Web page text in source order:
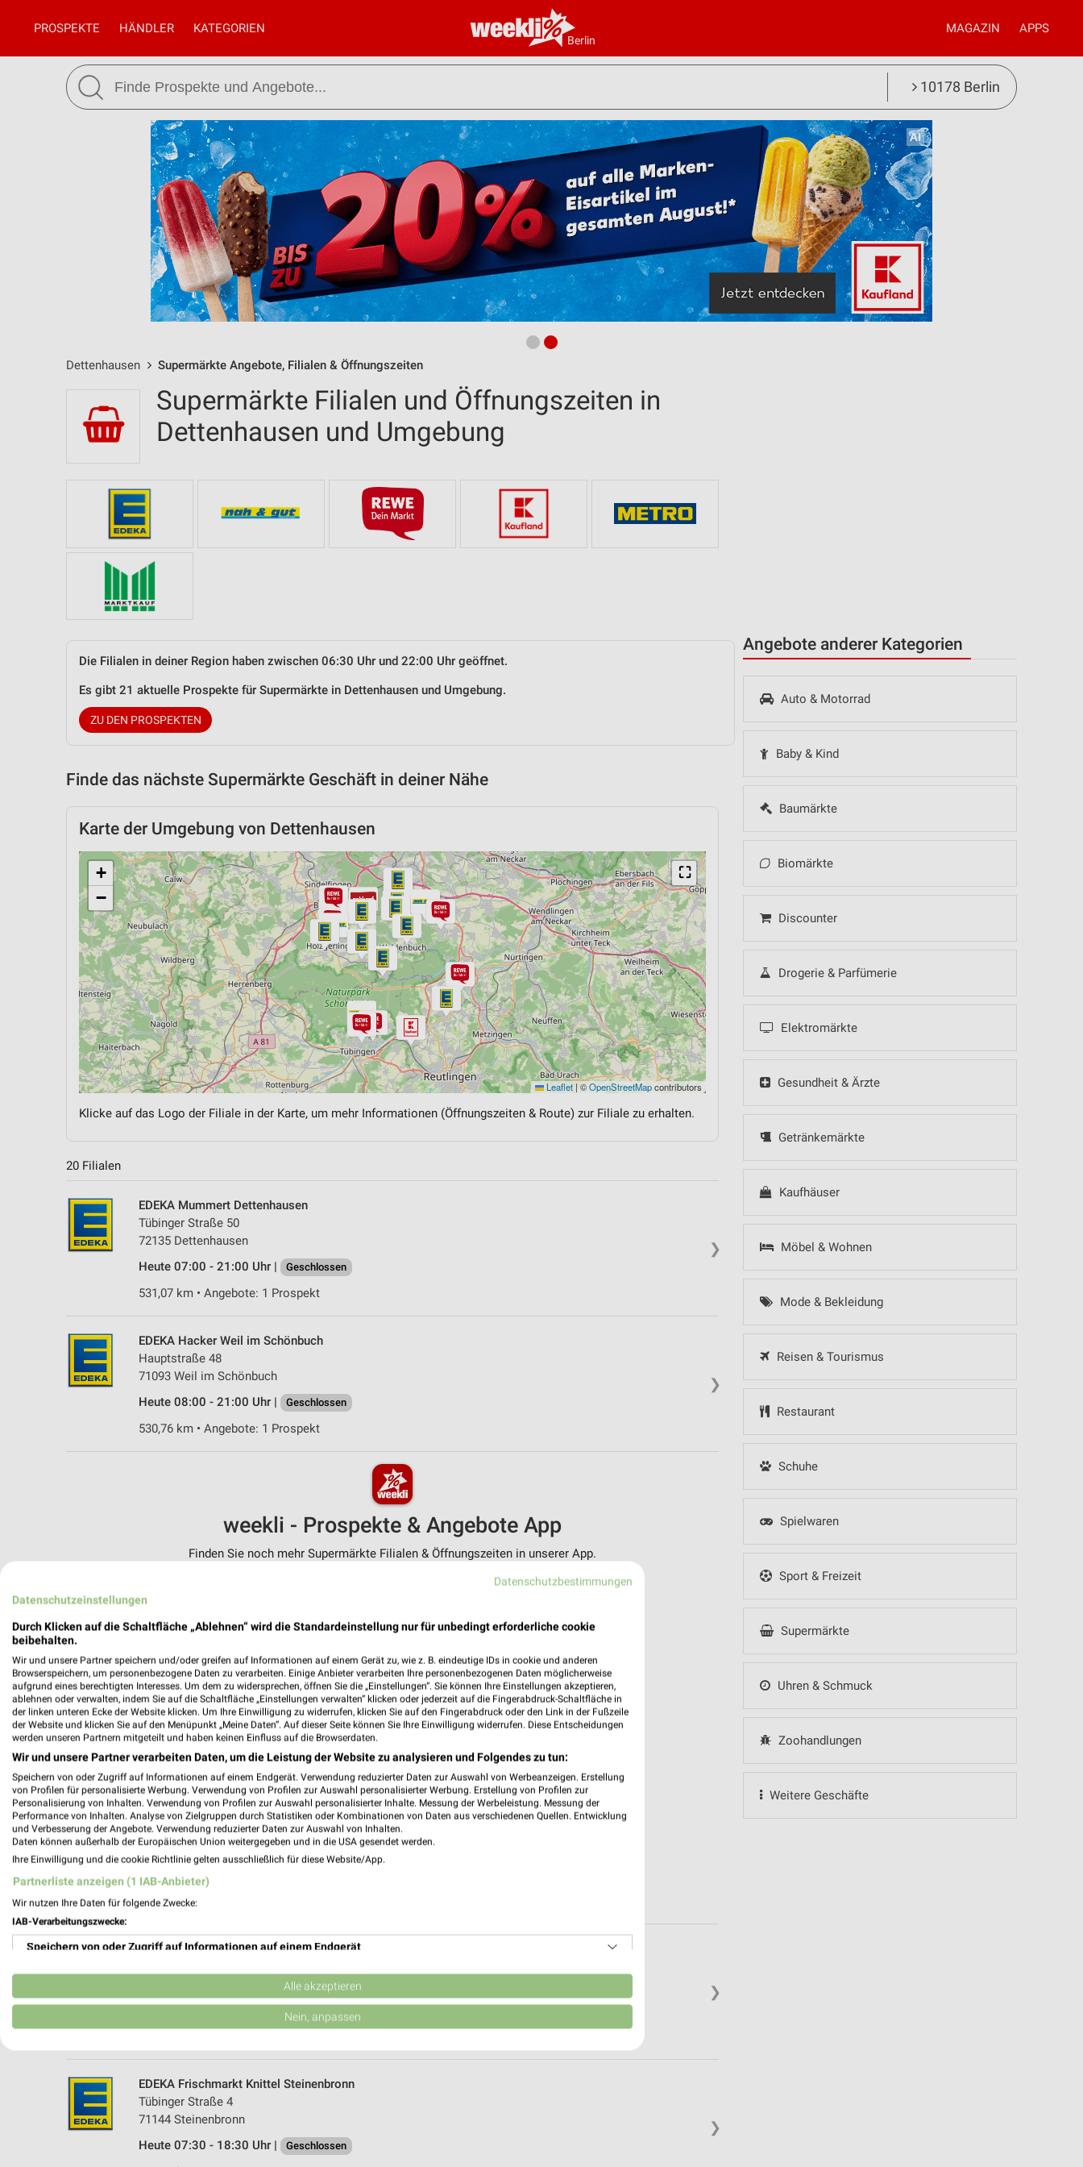
Berlin
PROSPEKTE HÄNDLER KATEGORIEN MAGAZIN APPS
10178 Berlin
Dettenhausen Supermärkte Angebote, Filialen & Öffnungszeiten
Angebote anderer Kategorien
Auto & Motorrad
Baby & Kind
Baumärkte
Biomärkte
Discounter
Drogerie & Parfümerie
Elektromärkte
Gesundheit & Ärzte
Getränkemärkte
Kaufhäuser
Möbel & Wohnen
Mode & Bekleidung
Reisen & Tourismus
Restaurant
Schuhe
Spielwaren
Sport & Freizeit
Supermärkte
Uhren & Schmuck
Zoohandlungen
Weitere Geschäfte
Supermärkte Filialen und Öffnungszeiten in
Dettenhausen und Umgebung
Die Filialen in deiner Region haben zwischen 06:30 Uhr und 22:00 Uhr geöffnet.
Es gibt 21 aktuelle Prospekte für Supermärkte in Dettenhausen und Umgebung.
ZU DEN PROSPEKTEN
Finde das nächste Supermärkte Geschäft in deiner Nähe
Karte der Umgebung von Dettenhausen
⛶
+
−
Leaflet | ©OpenStreetMapcontributors
Klicke auf das Logo der Filiale in der Karte, um mehr Informationen (Öffnungszeiten & Route) zur Filiale zu erhalten.
20 Filialen
❯
EDEKA Mummert Dettenhausen
Tübinger Straße 50
72135 Dettenhausen
Heute 07:00 - 21:00 Uhr |
Geschlossen
531,07 km • Angebote: 1 Prospekt
❯
EDEKA Hacker Weil im Schönbuch
Hauptstraße 48
71093 Weil im Schönbuch
Heute 08:00 - 21:00 Uhr |
Geschlossen
530,76 km • Angebote: 1 Prospekt
weekli - Prospekte & Angebote App
Finden Sie noch mehr Supermärkte Filialen & Öffnungszeiten in unserer App.
✔Push-Benachrichtigungen bei neuen Prospekten
Einkaufsliste - Einkauf stressfrei planen
Nutze weekli auch mobil – App jetzt laden oder QR-Code scannen.
❯
EDEKA Hacker Waldenbuch
Heute 08:00 - 21:00 Uhr | Geschlossen
❯
EDEKA Frischmarkt Knittel Steinenbronn
Tübinger Straße 4
71144 Steinenbronn
Heute 07:30 - 18:30 Uhr |
Geschlossen
Datenschutzbestimmungen
Datenschutzeinstellungen
Durch Klicken auf die Schaltfläche „Ablehnen“ wird die Standardeinstellung nur für unbedingt erforderliche cookie
beibehalten.
Wir und unsere Partner speichern und/oder greifen auf Informationen auf einem Gerät zu, wie z. B. eindeutige IDs in cookie und anderen
Browserspeichern, um personenbezogene Daten zu verarbeiten. Einige Anbieter verarbeiten Ihre personenbezogenen Daten möglicherweise
aufgrund eines berechtigten Interesses. Um dem zu widersprechen, öffnen Sie die „Einstellungen“. Sie können Ihre Einstellungen akzeptieren,
ablehnen oder verwalten, indem Sie auf die Schaltfläche „Einstellungen verwalten“ klicken oder jederzeit auf die Fingerabdruck-Schaltfläche in
der linken unteren Ecke der Website klicken. Um Ihre Einwilligung zu widerrufen, klicken Sie auf den Fingerabdruck oder den Link in der Fußzeile
der Website und klicken Sie auf den Menüpunkt „Meine Daten“. Auf dieser Seite können Sie Ihre Einwilligung widerrufen. Diese Entscheidungen
werden unseren Partnern mitgeteilt und haben keinen Einfluss auf die Browserdaten.
Wir und unsere Partner verarbeiten Daten, um die Leistung der Website zu analysieren und Folgendes zu tun:
Speichern von oder Zugriff auf Informationen auf einem Endgerät. Verwendung reduzierter Daten zur Auswahl von Werbeanzeigen. Erstellung
von Profilen für personalisierte Werbung. Verwendung von Profilen zur Auswahl personalisierter Werbung. Erstellung von Profilen zur
Personalisierung von Inhalten. Verwendung von Profilen zur Auswahl personalisierter Inhalte. Messung der Werbeleistung. Messung der
Performance von Inhalten. Analyse von Zielgruppen durch Statistiken oder Kombinationen von Daten aus verschiedenen Quellen. Entwicklung
und Verbesserung der Angebote. Verwendung reduzierter Daten zur Auswahl von Inhalten.
Daten können außerhalb der Europäischen Union weitergegeben und in die USA gesendet werden.
Ihre Einwilligung und die cookie Richtlinie gelten ausschließlich für diese Website/App.
Partnerliste anzeigen (1 IAB-Anbieter)
Wir nutzen Ihre Daten für folgende Zwecke:
IAB-Verarbeitungszwecke:
Speichern von oder Zugriff auf Informationen auf einem Endgerät
Verwendung reduzierter Daten zur Auswahl von Werbeanzeigen
Erstellung von Profilen für personalisierte Werbung
Erstellung von Profilen zur Personalisierung von Inhalten
Verwendung von Profilen zur Auswahl personalisierter Inhalte
Messung der Werbeleistung
Alle akzeptieren
Nein, anpassen